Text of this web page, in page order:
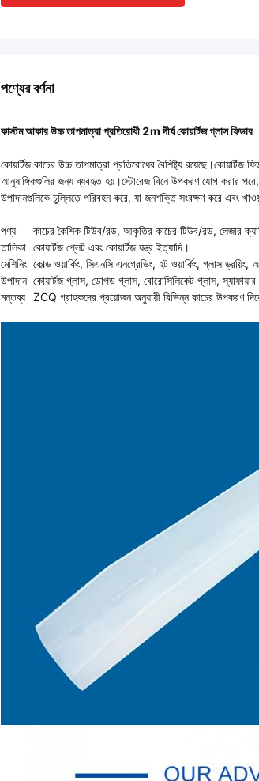
পণ্যের বর্ণনা
কাস্টম আকার উচ্চ তাপমাত্রা প্রতিরোধী 2m দীর্ঘ কোয়ার্টজ গ্লাস ফিডার
কোয়ার্টজ কাচের উচ্চ তাপমাত্রা প্রতিরোধের বৈশিষ্ট্য
আনুষাঙ্গিকগুলির জন্য ব্যবহৃত হয়।স্টোরেজ বিনে উপকরণ যোগ করার পরে,
উপাদানগুলিকে চুল্লিতে পরিবহন করে, যা জনশক্তি সংরক্ষণ করে এবং
পণ্য
তালিকা
কাচের কৈশিক টিউব/রড, আকৃতির কাচের টিউব/রড, লেজার
কোয়ার্টজ প্লেট এবং কোয়ার্টজ যন্ত্র ইত্যাদি।
মেশিনিং কোল্ড ওয়ার্কিং, সিএনসি এনগ্রেভিং, হট ওয়ার্কিং, গ্লাস ড্রয়িং,
উপাদান কোয়ার্টজ গ্লাস, ডোপড গ্লাস, বোরোসিলিকেট গ্লাস,
মন্তব্য ZCQ গ্রাহকদের প্রয়োজন অনুযায়ী বিভিন্ন কাচের উপকরণ